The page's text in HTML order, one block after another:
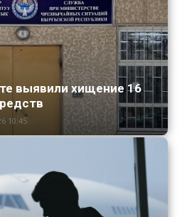
выявили хищение 16
10:45